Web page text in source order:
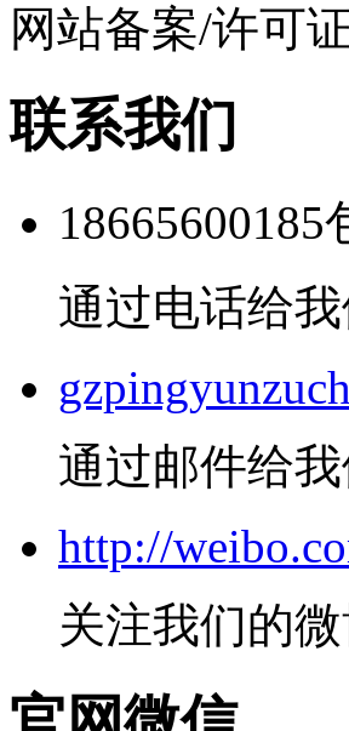
网站备案/许可
联系我们
18665600185
通过电话给
通过邮件给
http://
关注我们的